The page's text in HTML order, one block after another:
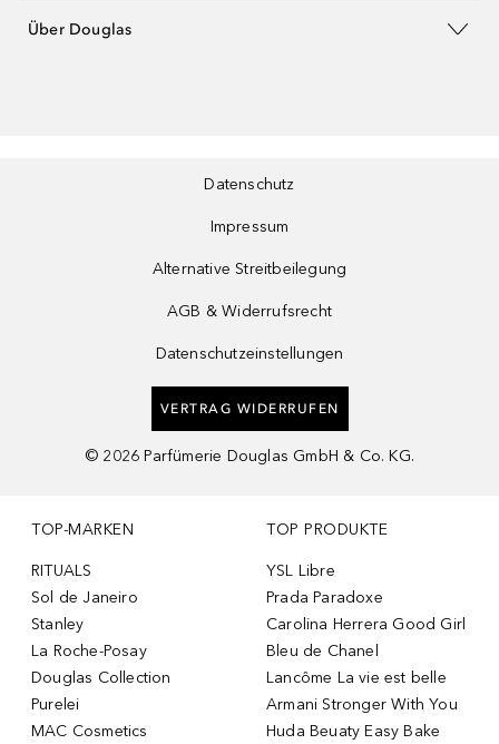
Über Douglas
Datenschutz
Impressum
Alternative Streitbeilegung
AGB & Widerrufsrecht
Datenschutzeinstellungen
VERTRAG WIDERRUFEN
© 2026 Parfümerie Douglas GmbH & Co. KG.
TOP-MARKEN
RITUALS
Sol de Janeiro
Stanley
La Roche-Posay
Douglas Collection
Purelei
MAC Cosmetics
TOP PRODUKTE
YSL Libre
Prada Paradoxe
Carolina Herrera Good Girl
Bleu de Chanel
Lancôme La vie est belle
Armani Stronger With You
Huda Beuaty Easy Bake